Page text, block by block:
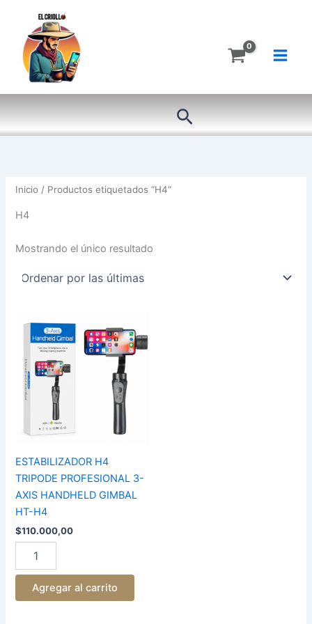
contenido
Buscar
Inicio / Productos etiquetados “H4”
H4
Mostrando el único resultado
ESTABILIZADOR H4
TRIPODE PROFESIONAL 3-
AXIS HANDHELD GIMBAL
HT-H4
$110.000,00
TRIPODE
PROFESIONAL
3-
AXIS
HANDHELD
GIMBAL
cantidad
Agregar al carrito